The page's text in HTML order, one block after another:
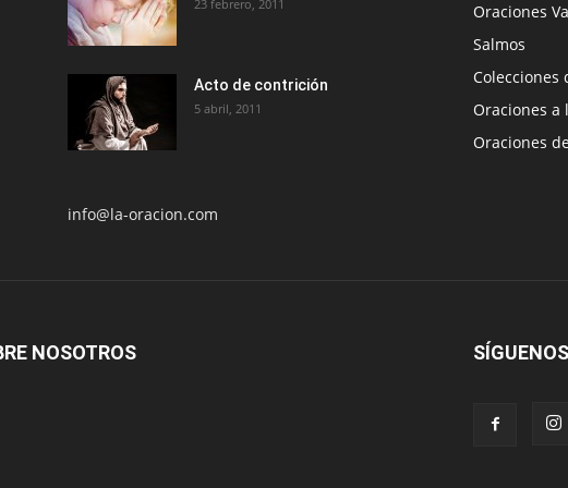
23 febrero, 2011
Acto de contrición
5 abril, 2011
info@la-oracion.com
Oraciones
Salmos
Colecciones
Oraciones a
Oraciones
NOSOTROS SÍGUENOS